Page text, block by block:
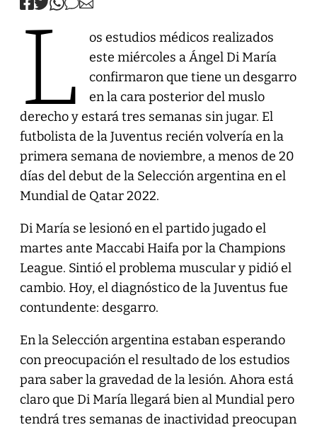
L
os estudios médicos realizados
este miércoles a Ángel Di María
confirmaron que tiene un desgarro
en la cara posterior del muslo
derecho y estará tres semanas sin jugar. El
futbolista de la Juventus recién volvería en la
primera semana de noviembre, a menos de 20
días del debut de la Selección argentina en el
Mundial de Qatar 2022.
Di María se lesionó en el partido jugado el
martes ante Maccabi Haifa por la Champions
League. Sintió el problema muscular y pidió el
cambio. Hoy, el diagnóstico de la Juventus fue
contundente: desgarro.
En la Selección argentina estaban esperando
con preocupación el resultado de los estudios
para saber la gravedad de la lesión. Ahora está
claro que Di María llegará bien al Mundial pero
tendrá tres semanas de inactividad preocupan